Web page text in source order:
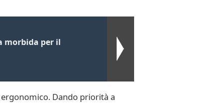
morbida per il
Dando priorità a